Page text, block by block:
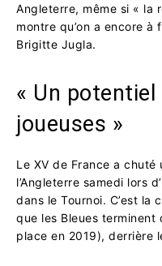
Angleterre, même si « la
montre qu’on a encore
Brigitte Jugla.
« Un
joueuses »
Le XV de France a
l’Angleterre samedi lors
dans le Tournoi. C’est la
que les Bleues
place en 2019), derrière